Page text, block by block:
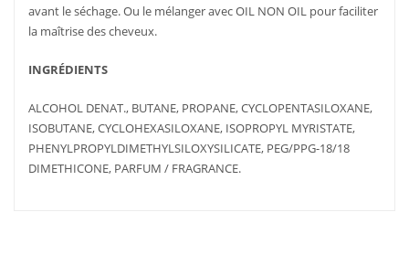
avant le séchage. Ou le mélanger avec OIL NON OIL pour faciliter
la maîtrise des cheveux.
INGRÉDIENTS
ALCOHOL DENAT., BUTANE, PROPANE, CYCLOPENTASILOXANE,
ISOBUTANE, CYCLOHEXASILOXANE, ISOPROPYL MYRISTATE,
PHENYLPROPYLDIMETHYLSILOXYSILICATE, PEG/PPG-18/18
DIMETHICONE, PARFUM / FRAGRANCE.
LIRE LA
SUITE
PLUS
D'INFOS